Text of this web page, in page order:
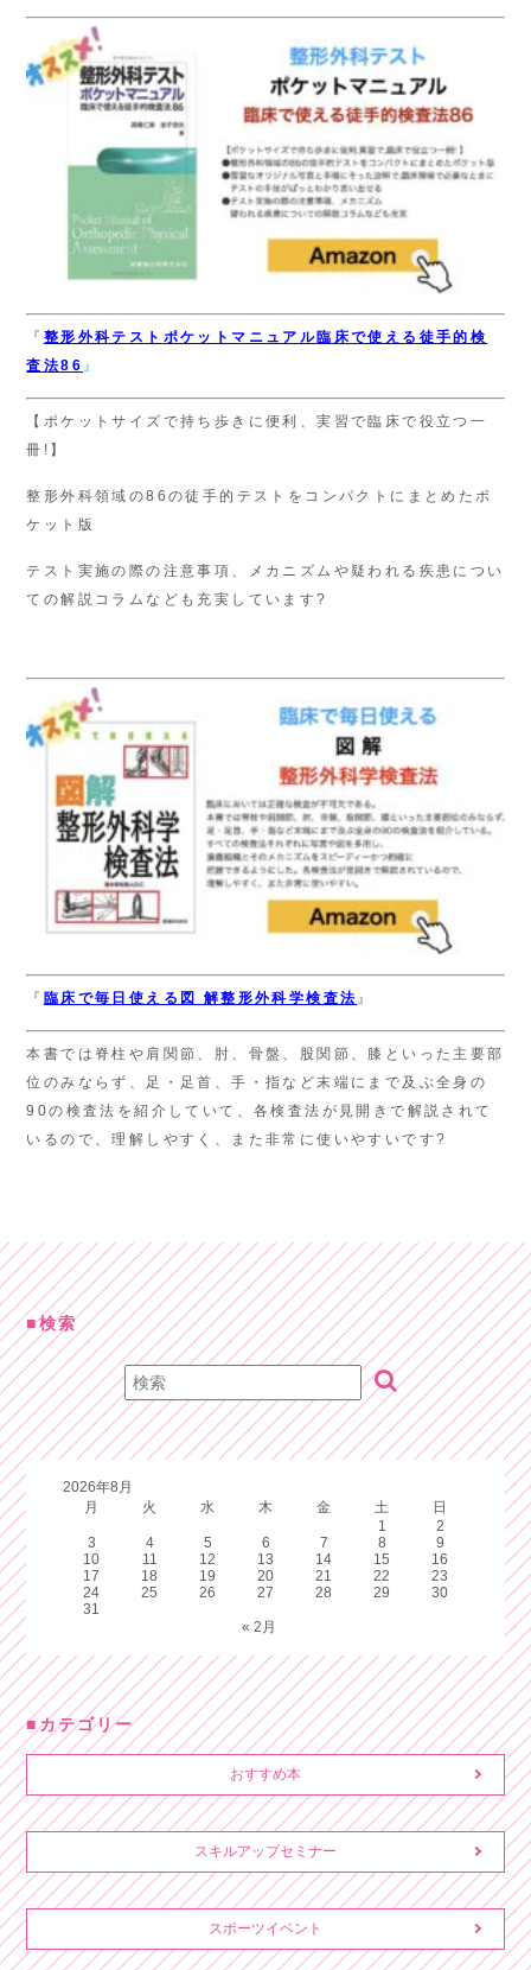
『 整形外科テスト ポケットマニュアル臨床で使える徒手的検
査法86 』
【ポケットサイズで持ち歩きに便利、実習で臨床で役立つ一
冊!】
整形外科領域の86の徒手的テストをコンパクトにまとめたポ
ケット版
テスト実施の際の注意事項、メカニズムや疑われる疾患につい
ての解説コラムなども充実しています?
『 臨床で毎日使える 図 解整形外科学検査法 』
本書では脊柱や肩関節、肘、骨盤、股関節、膝といった主要部
位のみならず、足・足首、手・指など末端にまで及ぶ全身の
90の検査法を紹介していて、各検査法が見開きで解説されて
いるので、理解しやすく、また非常に使いやすいです?
検索
2026年8月
月
火 水 木 金 土
日
1
2
3
4 5 6 7 8
9
10
11 12 13 14 15
16
17
18 19 20 21 22
23
24
25 26 27 28 29
30
31
« 2月
カテゴリー
おすすめ本
スキルアップセミナー
スポーツイベント